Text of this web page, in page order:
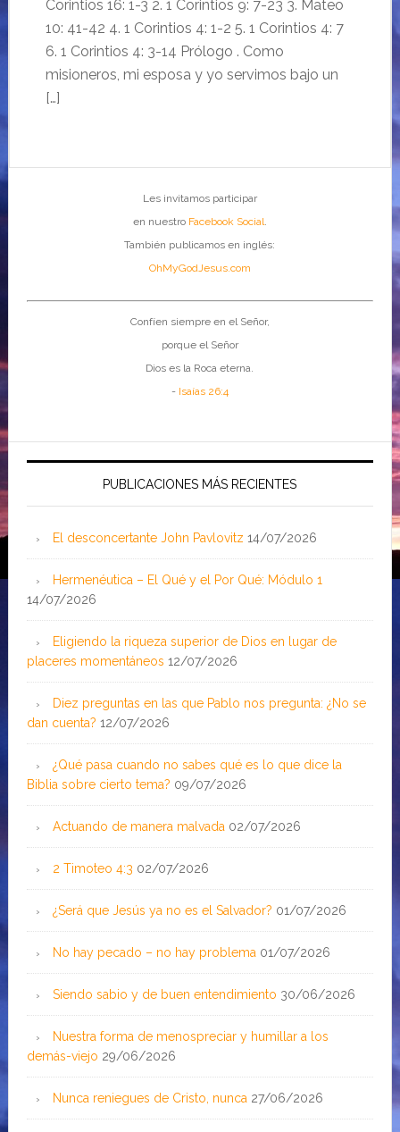
Corintios 16: 1-3 2. 1 Corintios 9: 7-23 3. Mateo
10: 41-42 4. 1 Corintios 4: 1-2 5. 1 Corintios 4: 7
6. 1 Corintios 4: 3-14 Prólogo . Como
misioneros, mi esposa y yo servimos bajo un
[…]
Les invitamos participar
en nuestro Facebook Social.
También publicamos en inglés:
OhMyGodJesus.com
Confíen siempre en el Señor,
porque el Señor
Dios es la Roca eterna.
- Isaías 26:4
PUBLICACIONES MÁS RECIENTES
El desconcertante John Pavlovitz 14/07/2026
Hermenéutica – El Qué y el Por Qué: Módulo 1
14/07/2026
Eligiendo la riqueza superior de Dios en lugar de
placeres momentáneos 12/07/2026
Diez preguntas en las que Pablo nos pregunta: ¿No se
dan cuenta? 12/07/2026
¿Qué pasa cuando no sabes qué es lo que dice la
Biblia sobre cierto tema? 09/07/2026
Actuando de manera malvada 02/07/2026
2 Timoteo 4:3 02/07/2026
¿Será que Jesús ya no es el Salvador? 01/07/2026
No hay pecado – no hay problema 01/07/2026
Siendo sabio y de buen entendimiento 30/06/2026
Nuestra forma de menospreciar y humillar a los
demás-viejo 29/06/2026
Nunca reniegues de Cristo, nunca 27/06/2026